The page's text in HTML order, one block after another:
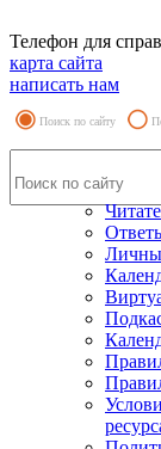
Телефон для
карта сайта
написать нам
Поиск по сайту